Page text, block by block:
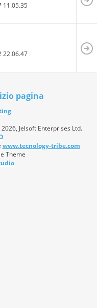
11.05.35
22.06.47
pagina
Jelsoft Enterprises Ltd.
www.tecnology-tribe.com
Theme